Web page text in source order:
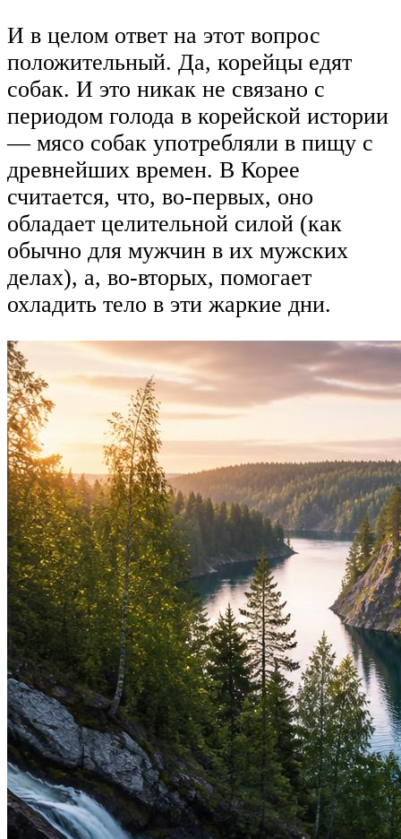
И в целом ответ на этот вопрос
положительный. Да, корейцы едят
собак. И это никак не связано с
периодом голода в корейской истории
— мясо собак употребляли в пищу с
древнейших времен. В Корее
считается, что, во-первых, оно
обладает целительной силой (как
обычно для мужчин в их мужских
делах), а, во-вторых, помогает
охладить тело в эти жаркие дни.